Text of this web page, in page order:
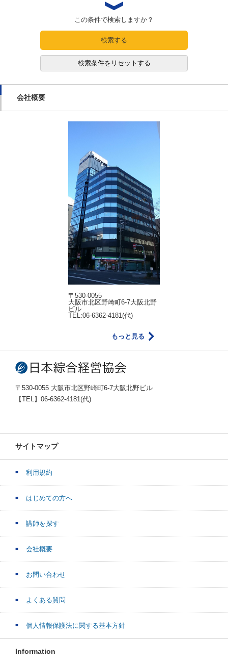
この条件で検索しますか？
検索する
検索条件をリセットする
会社概要
〒530-0055
大阪市北区野崎町6-7大阪北野
ビル
TEL:06-6362-4181(代)
もっと見る
〒530-0055 大阪市北区野崎町6-7大阪北野ビル
【TEL】06-6362-4181(代)
サイトマップ
利用規約
はじめての方へ
講師を探す
会社概要
お問い合わせ
よくある質問
個人情報保護法に関する基本方針
Information